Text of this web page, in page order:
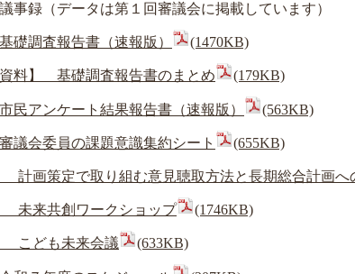
事録（データは第１回審議会に掲載しています）
礎調査報告書（速報版） (1470KB)
資料】 基礎調査報告書のまとめ (179KB)
民アンケート結果報告書（速報版） (563KB)
議会委員の課題意識集約シート (655KB)
計画策定で取り組む意見聴取方法と長期総合計画へ
未来共創ワークショップ (1746KB)
こども未来会議 (633KB)